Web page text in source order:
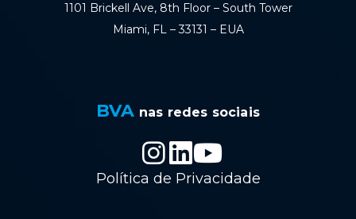
1101 Brickell Ave, 8th Floor – South Tower
Miami, FL – 33131 – EUA
BVA nas redes sociais
Política de Privacidade